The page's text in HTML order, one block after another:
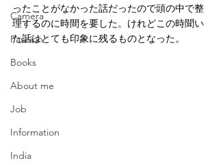
Camera
Fashion
Books
About me
Job
Information
India
ったことがなかった話だったので頭の中で整
理するのに時間を要した。けれどこの時聞い
た話はとても印象に残るものとなった。